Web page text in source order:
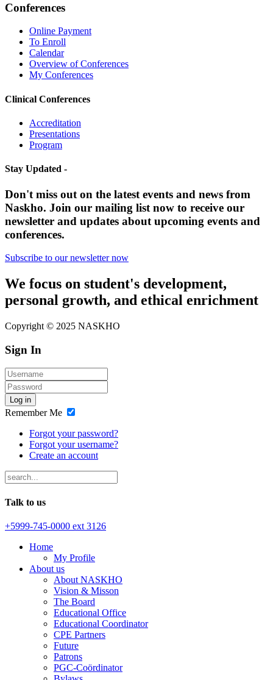
Conferences
Online Payment
To Enroll
Calendar
Overview of Conferences
My Conferences
Clinical Conferences
Accreditation
Presentations
Program
Stay Updated -
Don't miss out on the latest events and news from
Naskho. Join our mailing list now to receive our
newsletter and updates about upcoming events and
conferences.
Subscribe to our newsletter now
We focus on student's development,
personal growth, and ethical enrichment
Copyright © 2025 NASKHO
Sign In
Log in
Remember Me
Forgot your password?
Forgot your username?
Create an account
Talk to us
+5999-745-0000 ext 3126
Home
My Profile
About us
About NASKHO
Vision & Misson
The Board
Educational Office
Educational Coordinator
CPE Partners
Future
Patrons
PGC-Coördinator